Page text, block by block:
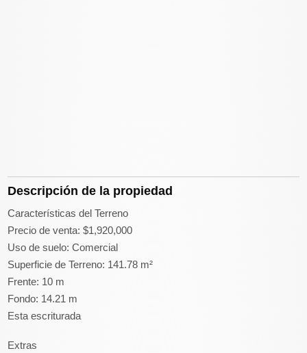
Descripción de la propiedad
Características del Terreno
Precio de venta: $1,920,000
Uso de suelo: Comercial
Superficie de Terreno: 141.78 m²
Frente: 10 m
Fondo: 14.21 m
Esta escriturada
Extras